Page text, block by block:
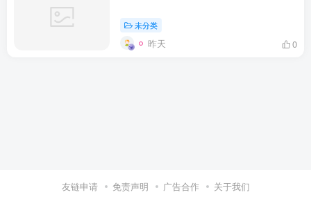
未分类
昨天 0
友链申请 免责声明 广告合作 关于我们